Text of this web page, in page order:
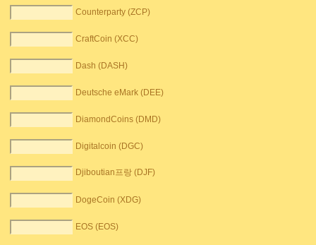
Counterparty (ZCP)
CraftCoin (XCC)
Dash (DASH)
Deutsche eMark (DEE)
DiamondCoins (DMD)
Digitalcoin (DGC)
Djiboutian프랑 (DJF)
DogeCoin (XDG)
EOS (EOS)